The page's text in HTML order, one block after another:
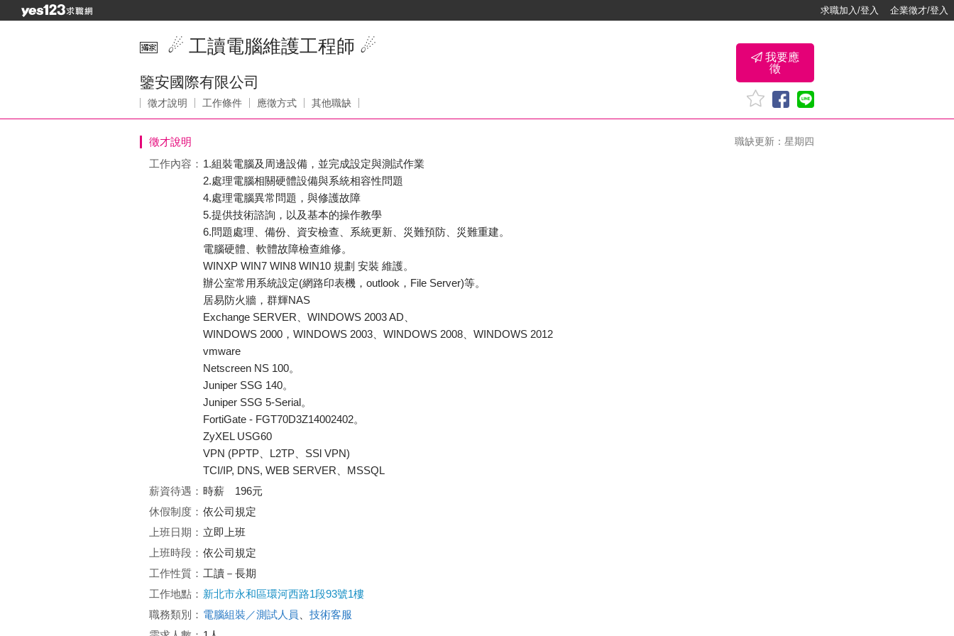
求職加入/登入 企業徵才/登入
☄ 工讀電腦維護工程師 ☄
鑒安國際有限公司
徵才說明 工作條件 應徵方式 其他職缺
我要應
徵
徵才說明 職缺更新：星期四
工作內容： 1.組裝電腦及周邊設備，並完成設定與測試作業
2.處理電腦相關硬體設備與系統相容性問題
4.處理電腦異常問題，與修護故障
5.提供技術諮詢，以及基本的操作教學
6.問題處理、備份、資安檢查、系統更新、災難預防、災難重建。
電腦硬體、軟體故障檢查維修。
WINXP WIN7 WIN8 WIN10 規劃 安裝 維護。
辦公室常用系統設定(網路印表機，outlook，File Server)等。
居易防火牆，群輝NAS
Exchange SERVER、WINDOWS 2003 AD、
WINDOWS 2000，WINDOWS 2003、WINDOWS 2008、WINDOWS 2012
vmware
Netscreen NS 100。
Juniper SSG 140。
Juniper SSG 5-Serial。
FortiGate - FGT70D3Z14002402。
ZyXEL USG60
VPN (PPTP、L2TP、SSl VPN)
TCI/IP, DNS, WEB SERVER、MSSQL
薪資待遇： 時薪 196元
休假制度： 依公司規定
上班日期： 立即上班
上班時段： 依公司規定
工作性質： 工讀－長期
工作地點： 新北市永和區環河西路1段93號1樓
職務類別： 電腦組裝／測試人員
技術客服